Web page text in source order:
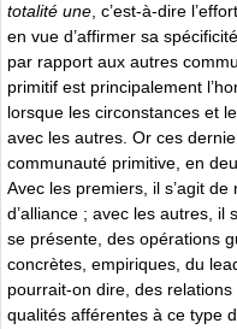
totalité une, c’est-à-dire
en vue d’affirmer sa
par rapport aux autres
primitif est principalement
lorsque les circonstances et
avec les autres. Or ces
communauté primitive, en
Avec les premiers, il s’agit
d’alliance ; avec les autres, il
se présente, des opérations
concrètes, empiriques, du
pourrait-on dire, des
qualités afférentes à ce type